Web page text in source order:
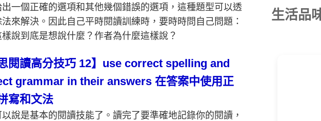
一個正確的選項和其他幾個錯誤的選項，這種題型可以透
來解決。因此自己平時閱讀訓練時，要時時問自己問題：
說到底是想說什麼 ？ 作者為什麼這樣說 ？
閱讀高分技巧 12】use correct spelling and
grammar in their answers 在答案中使用正
寫和文法
說是基本的閱讀技能了。讀完了要準確地記錄你的閱讀，
生活品